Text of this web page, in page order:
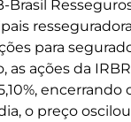
Brasil
para
as ações da
encerrando
o preço